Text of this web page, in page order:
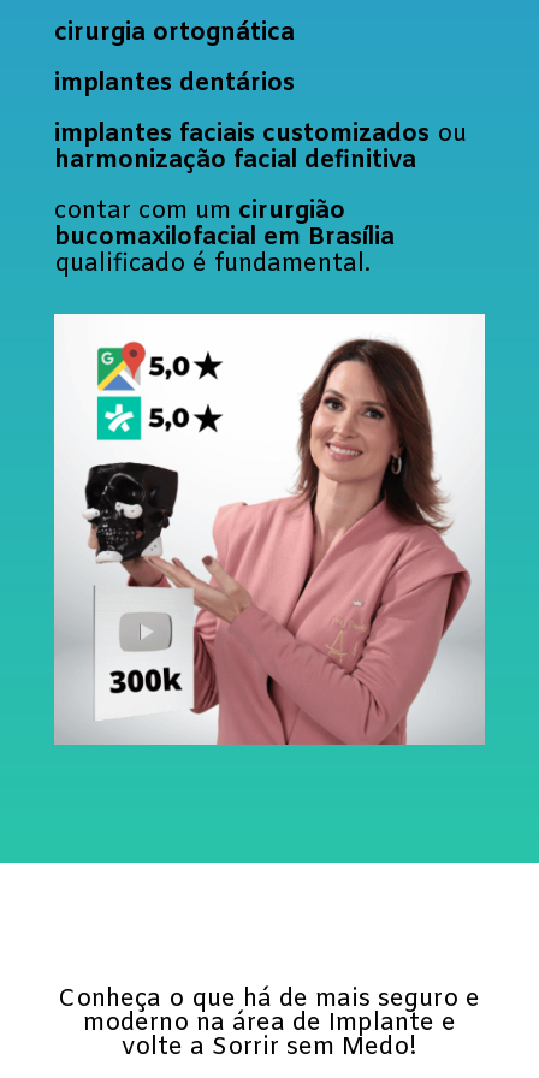
cirurgia ortognática
implantes dentários
implantes faciais customizados ou
harmonização facial definitiva
contar com um cirurgião
bucomaxilofacial em Brasília
qualificado é fundamental.
Conheça o que há de mais seguro e
moderno na área de Implante e
volte a Sorrir sem Medo!